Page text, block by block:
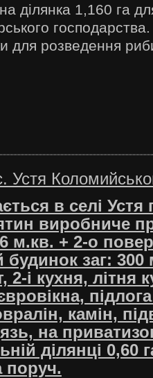
ділянка 1,160 га
господарства.
для розведення
в селі Устя
виробниче
м.кв. + 2-о
заг: 300
2-і кухня, літня
камін,
на
ділянці 0,60
поруч.